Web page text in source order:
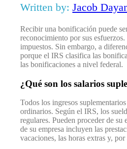
Written by: Jacob
Recibir una bonificación puede
reconocimiento por sus
impuestos. Sin embargo, a
porque el IRS clasifica las
las bonificaciones a nivel federal.
¿Qué son los salarios
Todos los ingresos
ordinarios. Según el IRS, los
regulares. Pueden proceder de
de su empresa incluyen las
vacaciones, las horas extras y,